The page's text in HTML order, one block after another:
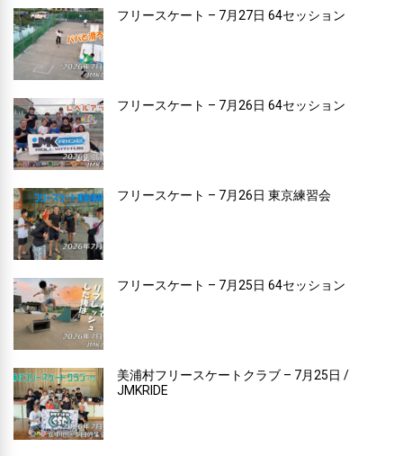
フリースケート – 7月27日 64セッション
フリースケート – 7月26日 64セッション
フリースケート – 7月26日 東京練習会
フリースケート – 7月25日 64セッション
美浦村フリースケートクラブ – 7月25日 /
JMKRIDE